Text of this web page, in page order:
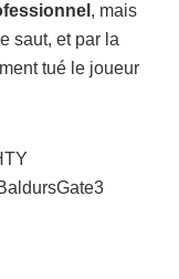
, mais
saut, et par la
tué le joueur